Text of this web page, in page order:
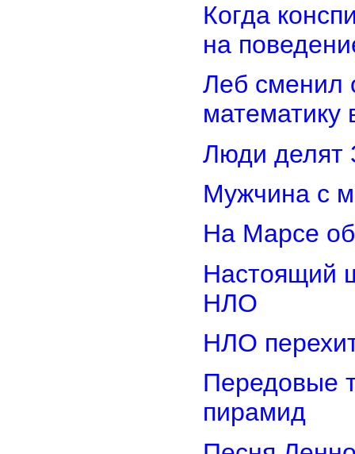
Когда
на
Леб сменил
математику
Люди делят
Мужчина с
На Марсе
Настоящий
НЛО
НЛО
Передовые
пирамид